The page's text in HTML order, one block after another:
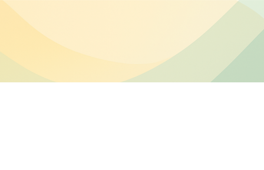
Cabinet d'expertise comptable à LA ROCHELLE. Stanislas